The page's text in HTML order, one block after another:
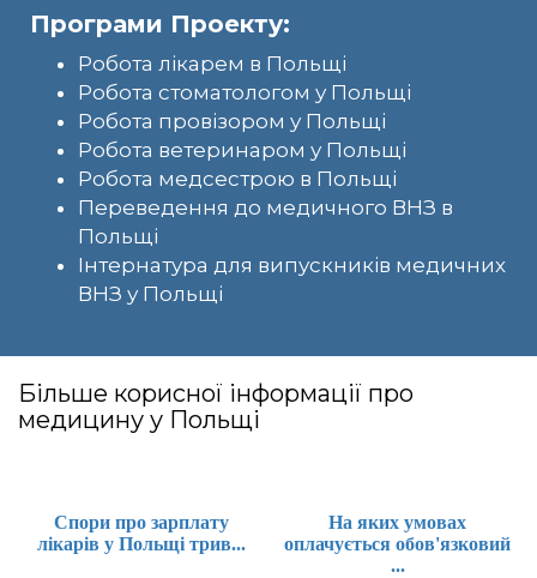
Програми Проекту:
Робота лікарем в Польщі
Робота стоматологом у Польщі
Робота провізором у Польщі
Робота ветеринаром у Польщі
Робота медсестрою в Польщі
Переведення до медичного ВНЗ в
Польщі
Інтернатура для випускників медичних
ВНЗ у Польщі
Більше корисної інформації про
медицину у Польщі
Спори про зарплату
лікарів у Польщі трив...
На яких умовах
оплачується обов'язковий
...